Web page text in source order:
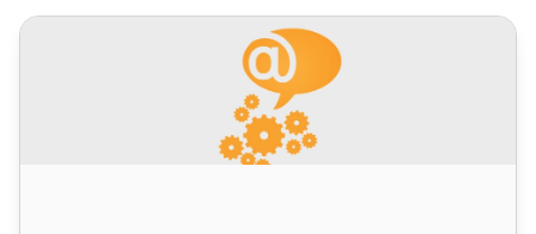
LiveAgent 5.25 – Új funkciók, fejlesztések és fontos